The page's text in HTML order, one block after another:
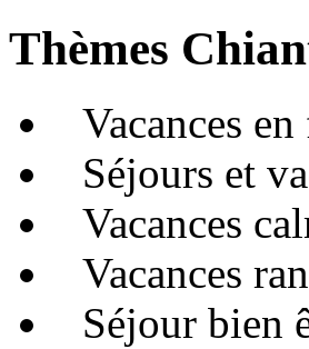
Thèmes
Vacances
Séjours et
Vacances
Vacances
Séjour bien